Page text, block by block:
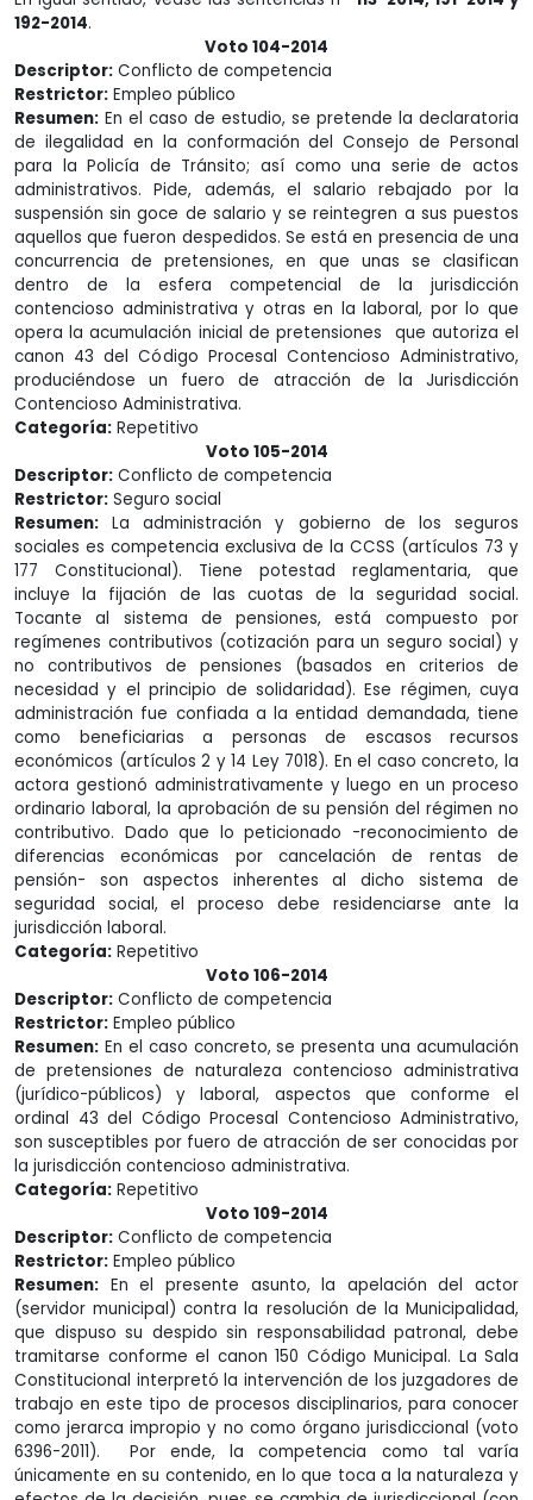
192-2014.
Voto 104-2014
Descriptor: Conflicto de competencia
Restrictor: Empleo público
Resumen: En el caso de estudio, se pretende la declaratoria
de ilegalidad en la conformación del Consejo de Personal
para la Policía de Tránsito; así como una serie de actos
administrativos. Pide, además, el salario rebajado por la
suspensión sin goce de salario y se reintegren a sus puestos
aquellos que fueron despedidos. Se está en presencia de una
concurrencia de pretensiones, en que unas se clasifican
dentro de la esfera competencial de la jurisdicción
contencioso administrativa y otras en la laboral, por lo que
opera la acumulación inicial de pretensiones que autoriza el
canon 43 del Código Procesal Contencioso Administrativo,
produciéndose un fuero de atracción de la Jurisdicción
Contencioso Administrativa.
Categoría: Repetitivo
Voto 105-2014
Descriptor: Conflicto de competencia
Restrictor: Seguro social
Resumen: La administración y gobierno de los seguros
sociales es competencia exclusiva de la CCSS (artículos 73 y
177 Constitucional). Tiene potestad reglamentaria, que
incluye la fijación de las cuotas de la seguridad social.
Tocante al sistema de pensiones, está compuesto por
regímenes contributivos (cotización para un seguro social) y
no contributivos de pensiones (basados en criterios de
necesidad y el principio de solidaridad). Ese régimen, cuya
administración fue confiada a la entidad demandada, tiene
como beneficiarias a personas de escasos recursos
económicos (artículos 2 y 14 Ley 7018). En el caso concreto, la
actora gestionó administrativamente y luego en un proceso
ordinario laboral, la aprobación de su pensión del régimen no
contributivo. Dado que lo peticionado -reconocimiento de
diferencias económicas por cancelación de rentas de
pensión- son aspectos inherentes al dicho sistema de
seguridad social, el proceso debe residenciarse ante la
jurisdicción laboral.
Categoría: Repetitivo
Voto 106-2014
Descriptor: Conflicto de competencia
Restrictor: Empleo público
Resumen: En el caso concreto, se presenta una acumulación
de pretensiones de naturaleza contencioso administrativa
(jurídico-públicos) y laboral, aspectos que conforme el
ordinal 43 del Código Procesal Contencioso Administrativo,
son susceptibles por fuero de atracción de ser conocidas por
la jurisdicción contencioso administrativa.
Categoría: Repetitivo
Voto 109-2014
Descriptor: Conflicto de competencia
Restrictor: Empleo público
Resumen: En el presente asunto, la apelación del actor
(servidor municipal) contra la resolución de la Municipalidad,
que dispuso su despido sin responsabilidad patronal, debe
tramitarse conforme el canon 150 Código Municipal. La Sala
Constitucional interpretó la intervención de los juzgadores de
trabajo en este tipo de procesos disciplinarios, para conocer
como jerarca impropio y no como órgano jurisdiccional (voto
6396-2011). Por ende, la competencia como tal varía
únicamente en su contenido, en lo que toca a la naturaleza y